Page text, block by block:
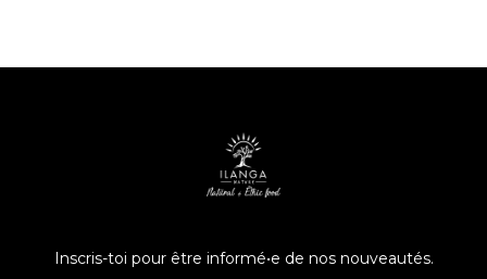
Inscris-toi pour être informé•e de nos nouveautés.